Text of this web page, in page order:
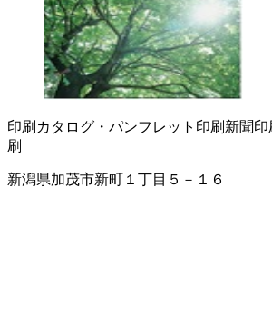
印刷 カタログ・パンフレット印刷 新聞印
刷
新潟県加茂市新町１丁目５－１６